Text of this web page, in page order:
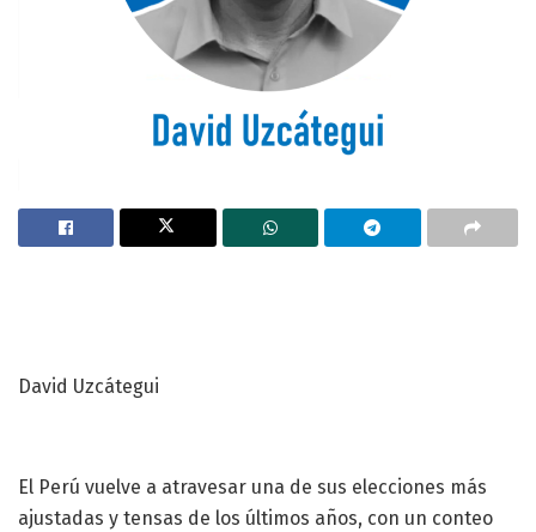
David Uzcátegui
El Perú vuelve a atravesar una de sus elecciones más
ajustadas y tensas de los últimos años, con un conteo